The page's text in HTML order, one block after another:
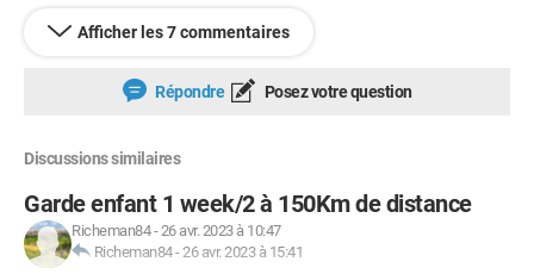
Afficher les 7 commentaires
Répondre Posez votre question
Discussions similaires
Garde enfant 1 week/2 à 150Km de distance
Richeman84-26 avr. 2023 à 10:47
Richeman84-26 avr. 2023 à 15:41